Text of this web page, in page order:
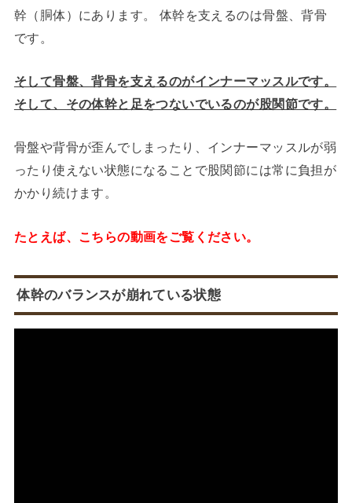
幹（胴体）にあります。 体幹を支えるのは骨盤、背骨
です。
そして骨盤、背骨を支えるのがインナーマッスルです。
そして、その体幹と足をつないでいるのが股関節です。
骨盤や背骨が歪んでしまったり、インナーマッスルが弱
ったり使えない状態になることで股関節には常に負担が
かかり続けます。
たとえば、こちらの動画をご覧ください。
体幹のバランスが崩れている状態